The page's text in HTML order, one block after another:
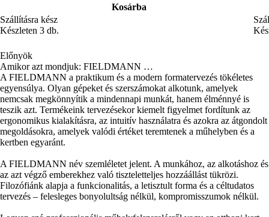
Kosárba
Szállításra kész
Készleten 3 db.
Előnyök
Amikor azt mondjuk: FIELDMANN …
A FIELDMANN a praktikum és a modern formatervezés tökéletes
egyensúlya. Olyan gépeket és szerszámokat alkotunk, amelyek
nemcsak megkönnyítik a mindennapi munkát, hanem élménnyé is
teszik azt. Termékeink tervezésekor kiemelt figyelmet fordítunk az
ergonomikus kialakításra, az intuitív használatra és azokra az átgondolt
megoldásokra, amelyek valódi értéket teremtenek a műhelyben és a
kertben egyaránt.
A FIELDMANN név szemléletet jelent. A munkához, az alkotáshoz és
az azt végző emberekhez való tiszteletteljes hozzáállást tükrözi.
Filozófiánk alapja a funkcionalitás, a letisztult forma és a céltudatos
tervezés – felesleges bonyolultság nélkül, kompromisszumok nélkül.